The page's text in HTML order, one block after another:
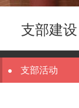
支部建设
支部活动